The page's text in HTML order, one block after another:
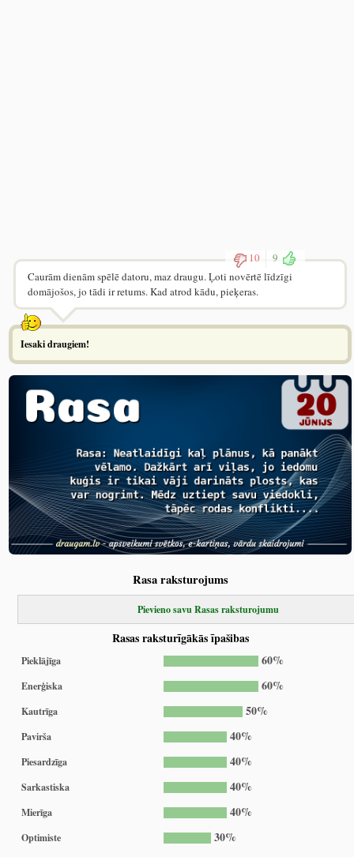
10
9
Caurām dienām spēlē datoru, maz draugu. Ļoti novērtē līdzīgi
domājošos, jo tādi ir retums. Kad atrod kādu, pieķeras.
Iesaki draugiem!
Rasa raksturojums
Pievieno savu Rasas raksturojumu
Rasas raksturīgākās īpašibas
Pieklājīga 60%
Enerģiska 60%
Kautrīga 50%
Pavirša 40%
Piesardzīga 40%
Sarkastiska 40%
Mierīga 40%
Optimiste 30%